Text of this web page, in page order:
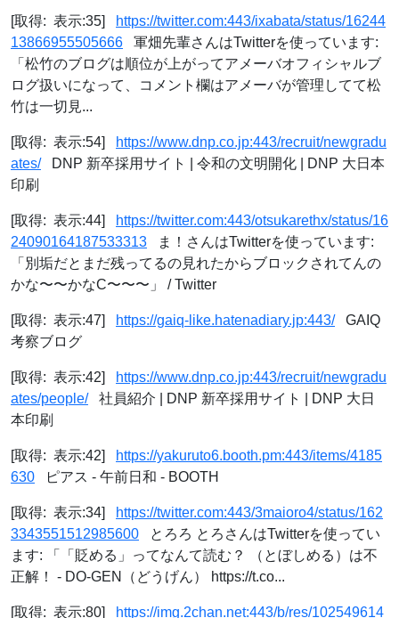
[取得: 表示:35]
https://twitter.com:443/ixabata/status/16244
13866955505666 軍畑先輩さんはTwitterを使っています:
「松竹のブログは順位が上がってアメーバオフィシャルブ
ログ扱いになって、コメント欄はアメーバが管理してて松
竹は一切見...
[取得: 表示:54]
https://www.dnp.co.jp:443/recruit/newgradu
ates/DNP 新卒採用サイト | 令和の文明開化 | DNP 大日本
印刷
[取得: 表示:44]
https://twitter.com:443/otsukarethx/status/16
24090164187533313 ま！さんはTwitterを使っています:
「別垢だとまだ残ってるの見れたからブロックされてんの
かな〜〜かなC〜〜〜」 / Twitter
[取得: 表示:47] https://gaiq-like.hatenadiary.jp:443/GAIQ
考察ブログ
[取得: 表示:42]
https://www.dnp.co.jp:443/recruit/newgradu
ates/people/社員紹介 | DNP 新卒採用サイト | DNP 大日
本印刷
[取得: 表示:42]
https://yakuruto6.booth.pm:443/items/4185
630 ピアス - 午前日和 - BOOTH
[取得: 表示:34]
https://twitter.com:443/3maioro4/status/162
3343551512985600 とろろ とろさんはTwitterを使ってい
ます: 「「貶める」ってなんて読む？ （とぼしめる）は不
正解！ - DO-GEN（どうげん） https://t.co...
[取得: 表示:80] https://img.2chan.net:443/b/res/102549614